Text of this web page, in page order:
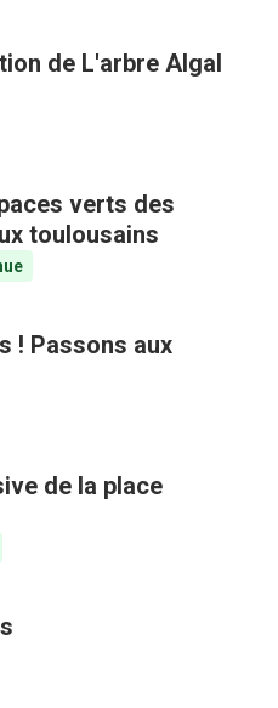
de L'arbre Algal
verts des
toulousains
! Passons aux
de la place